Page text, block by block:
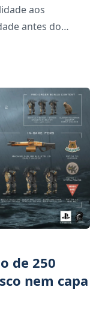
aos
antes do
falta de stock da
de 250
nem capa